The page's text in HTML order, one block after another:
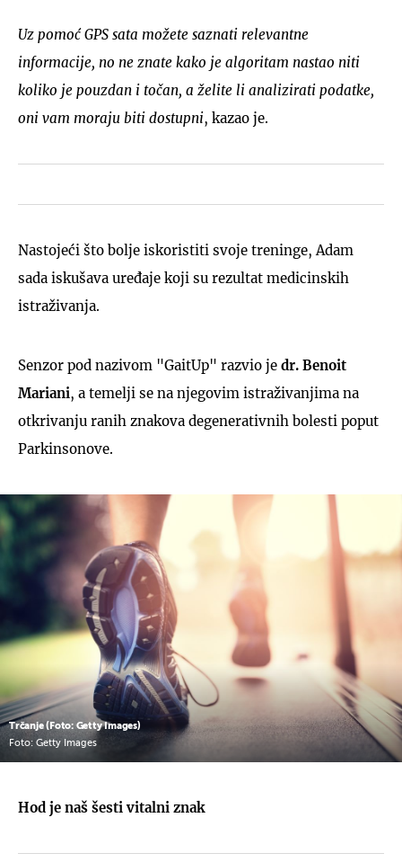
Uz pomoć GPS sata možete saznati relevantne
informacije, no ne znate kako je algoritam nastao niti
koliko je pouzdan i točan, a želite li analizirati podatke,
oni vam moraju biti dostupni, kazao je.
Nastojeći što bolje iskoristiti svoje treninge, Adam
sada iskušava uređaje koji su rezultat medicinskih
istraživanja.
Senzor pod nazivom "GaitUp" razvio je dr. Benoit
Mariani, a temelji se na njegovim istraživanjima na
otkrivanju ranih znakova degenerativnih bolesti poput
Parkinsonove.
Trčanje (Foto: Getty Images)
Foto: Getty Images
Hod je naš šesti vitalni znak